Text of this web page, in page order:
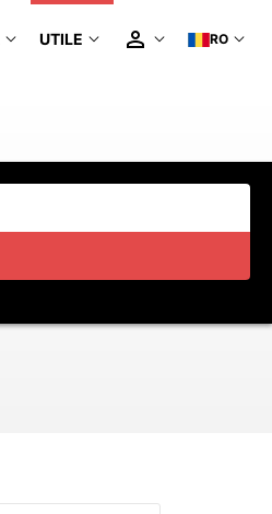
UTILE RO